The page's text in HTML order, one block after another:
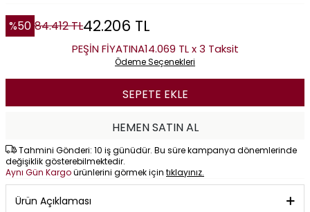
%50 84.412TL42.206 TL
PEŞİN FİYATINA14.069 TL x 3 Taksit
Ödeme Seçenekleri
SEPETE EKLE
HEMEN SATIN AL
Tahmini Gönderi: 10 iş günüdür. Bu süre kampanya dönemlerinde
değişiklik gösterebilmektedir.
Aynı Gün Kargoürünlerini görmek için tıklayınız.
Ürün Açıklaması